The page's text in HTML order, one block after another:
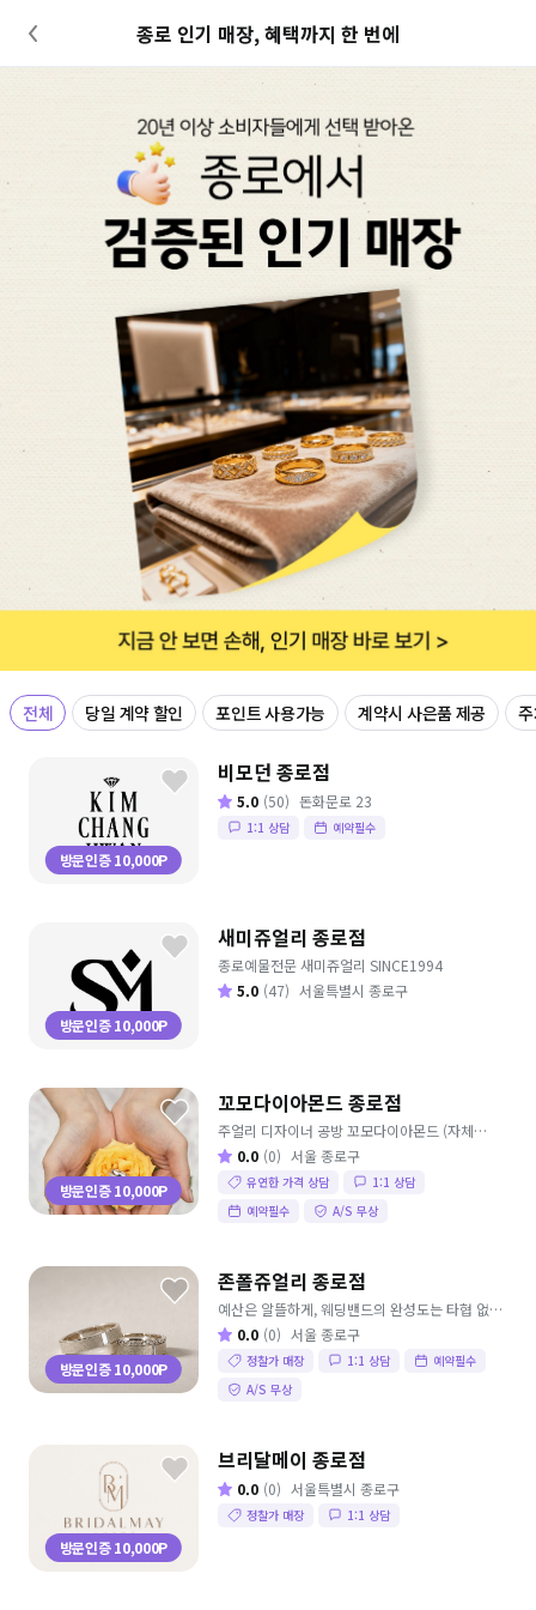
종로 인기 매장, 혜택까지 한 번에
전체 당일 계약 할인 포인트 사용가능 계약시 사은품 제공
방문인증 10,000P
비모던 종로점
5.0 (50) 돈화문로 23
1:1 상담 예약필수
방문인증 10,000P
새미쥬얼리 종로점
종로예물전문 새미쥬얼리 SINCE1994
5.0 (47) 서울특별시 종로구
방문인증 10,000P
꼬모다이아몬드 종로점
주얼리 디자이너 공방 꼬모다이아몬드 (자체
공방을 통하여, 국내 유명 디자이너의 손길에서
디자인 되어 나라에서 공인된 주얼리 명장이 차체
공방을 통하여 제작합니다. 차별화된 디자인,
압도적인 퀄리티,거품 없는 가격으로 안내를
0.0 (0) 서울 종로구
유연한 가격 상담
1:1 상담
예약필수
A/S 무상
방문인증 10,000P
존폴쥬얼리 종로점
예산은 알뜰하게, 웨딩밴드의 완성도는 타협 없이.
MZ 커플이 똑똑하게 선택하는 종로 예물,
존폴쥬얼리.
0.0 (0) 서울 종로구
정찰가 매장 1:1 상담
예약필수
A/S 무상
방문인증 10,000P
브리달메이 종로점
0.0 (0) 서울특별시 종로구
정찰가 매장 1:1 상담